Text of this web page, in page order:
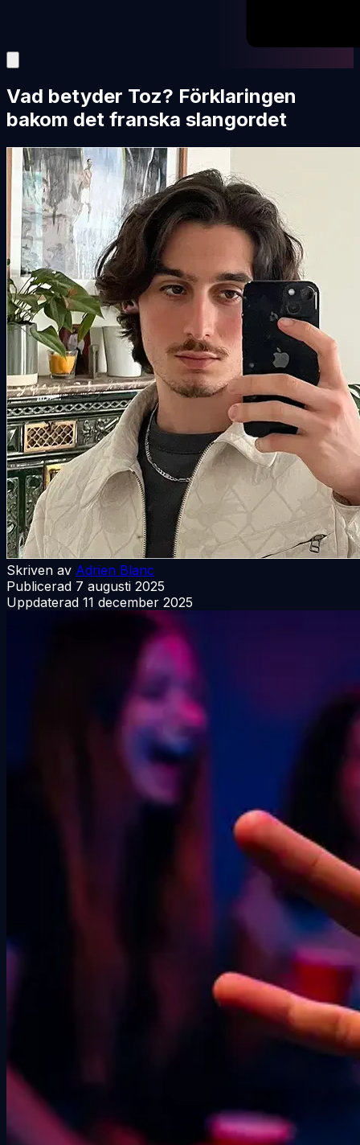
Vad betyder Toz? Förklaringen
bakom det franska slangordet
Skriven av Adrien Blanc
Publicerad 7 augusti 2025
Uppdaterad 11 december 2025